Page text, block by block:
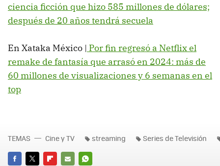
ciencia ficción que hizo 585 millones de dólares;
después de 20 años tendrá secuela
En Xataka México | Por fin regresó a Netflix el
remake de fantasía que arrasó en 2024: más de
60 millones de visualizaciones y 6 semanas en el
top
TEMAS Cine y TV streaming Series de Televisión